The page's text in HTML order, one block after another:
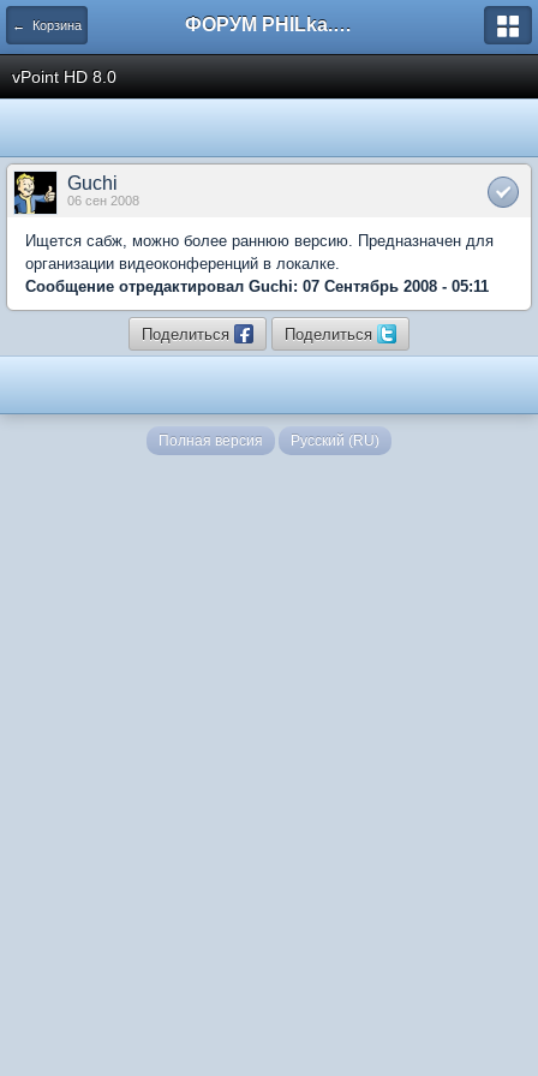
← Корзина ФОРУМ PHILka.RU
vPoint HD 8.0
Guchi
06 сен 2008
Ищется сабж, можно более раннюю версию. Предназначен для
организации видеоконференций в локалке.
Сообщение отредактировал Guchi: 07 Сентябрь 2008 - 05:11
Поделиться Поделиться
Полная версия Русский (RU)